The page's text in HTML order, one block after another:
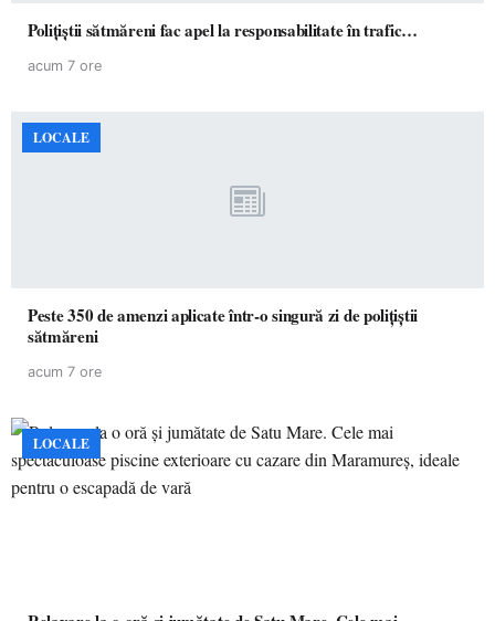
Polițiștii sătmăreni fac apel la responsabilitate în trafic…
acum 7 ore
LOCALE
Peste 350 de amenzi aplicate într-o singură zi de polițiștii
sătmăreni
acum 7 ore
LOCALE